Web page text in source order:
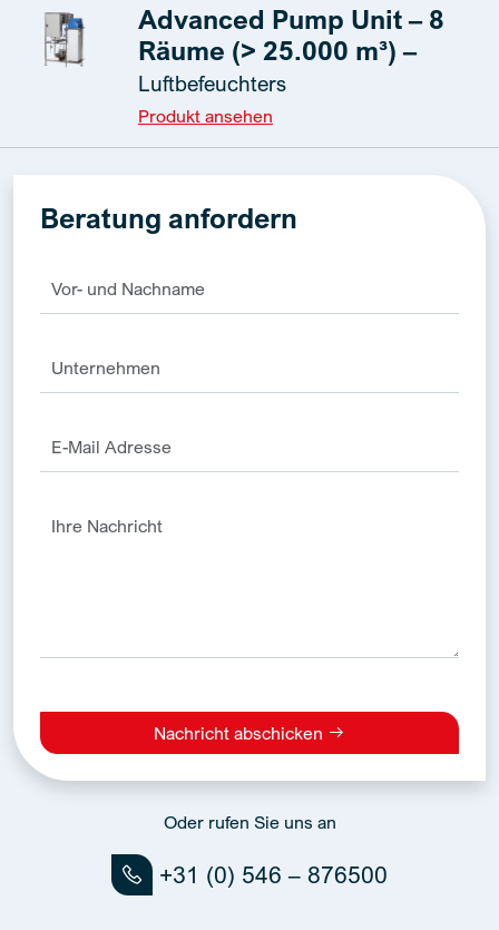
Advanced Pump Unit – 8
Räume (> 25.000 m³) –
Luftbefeuchters
Produkt ansehen
Beratung anfordern
Nachricht abschicken
Alternative:
Oder rufen Sie uns an
+31 (0) 546 – 876500